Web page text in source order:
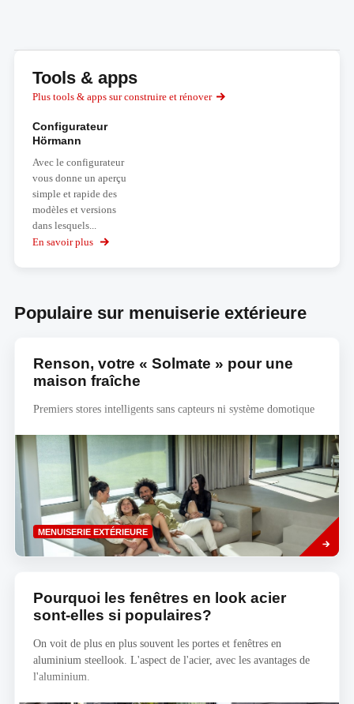
Tools & apps
Plus tools & apps sur construire et rénover
Configurateur
Hörmann
Avec le configurateur
vous donne un aperçu
simple et rapide des
modèles et versions
dans lesquels...
En savoir plus
sur
Populaire sur menuiserie extérieure
Renson, votre « Solmate » pour une
maison fraîche
Premiers stores intelligents sans capteurs ni système domotique
MENUISERIE EXTÉRIEURE
Savoir
plus
Pourquoi les fenêtres en look acier
sont-elles si populaires?
On voit de plus en plus souvent les portes et fenêtres en
aluminium steellook. L'aspect de l'acier, avec les avantages de
l'aluminium.